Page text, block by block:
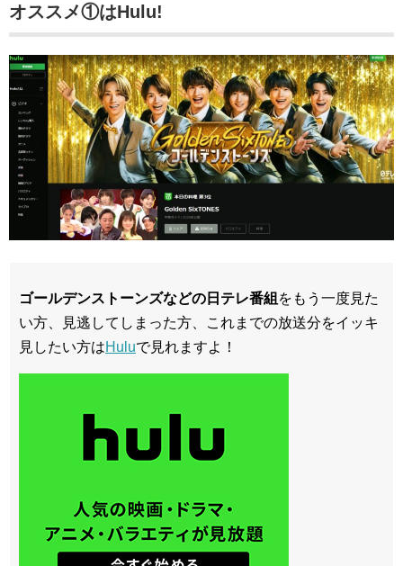
オススメ①はHulu!
ゴールデンストーンズなどの日テレ番組 をもう一度見た
い方、見逃してしまった方、これまでの放送分をイッキ
見したい方はHuluで見れますよ！